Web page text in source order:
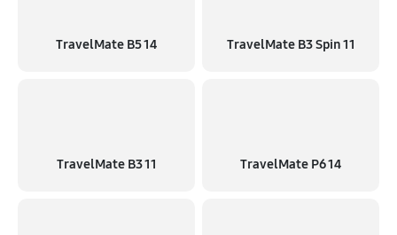
TravelMate B5 14 TravelMate B3 Spin 11
TravelMate B3 11 TravelMate P6 14